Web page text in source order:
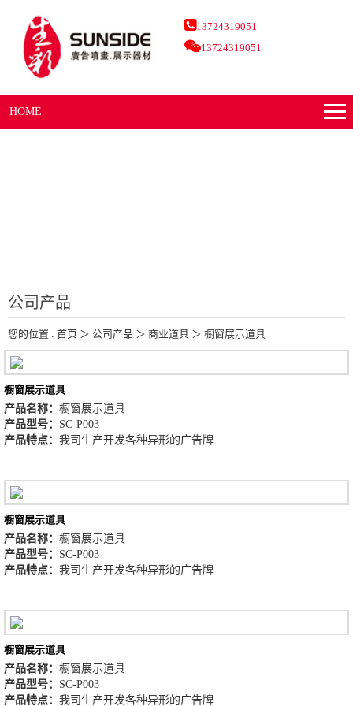
13724319051
13724319051
HOME
公司产品
您的位置 : 首页 ＞ 公司产品 ＞ 商业道具 ＞ 橱窗展示道具
橱窗展示道具
产品名称： 橱窗展示道具
产品型号： SC-P003
产品特点： 我司生产开发各种异形的广告牌
橱窗展示道具
产品名称： 橱窗展示道具
产品型号： SC-P003
产品特点： 我司生产开发各种异形的广告牌
橱窗展示道具
产品名称： 橱窗展示道具
产品型号： SC-P003
产品特点： 我司生产开发各种异形的广告牌